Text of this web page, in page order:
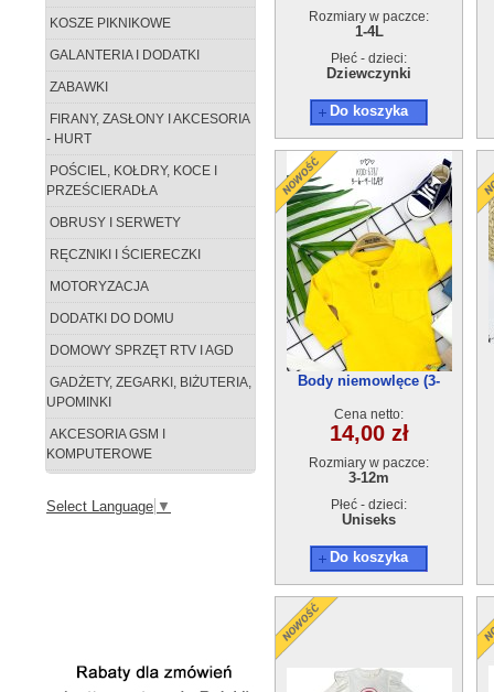
KOSZE PIKNIKOWE
GALANTERIA I DODATKI
ZABAWKI
FIRANY, ZASŁONY I AKCESORIA
- HURT
POŚCIEL, KOŁDRY, KOCE I
PRZEŚCIERADŁA
OBRUSY I SERWETY
RĘCZNIKI I ŚCIERECZKI
MOTORYZACJA
DODATKI DO DOMU
DOMOWY SPRZĘT RTV I AGD
GADŻETY, ZEGARKI, BIŻUTERIA,
UPOMINKI
AKCESORIA GSM I
KOMPUTEROWE
Select Language ▼
Rozmiary w paczce:
1-4L
Płeć - dzieci:
Dziewczynki
Do koszyka
Body niemowlęce (3-
Cena netto:
14,00 zł
Rozmiary w paczce:
3-12m
Płeć - dzieci:
Uniseks
Do koszyka